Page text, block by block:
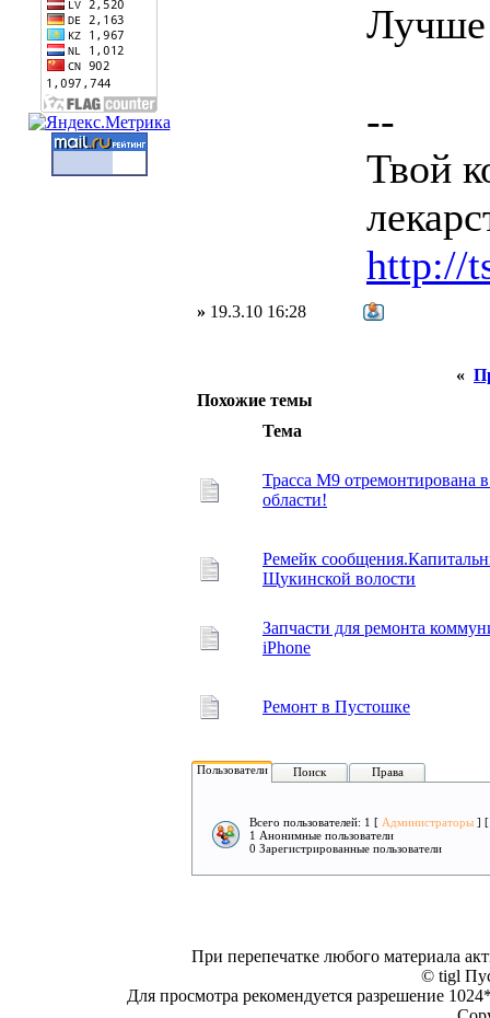
Лучше
--
Твой
http://
» 19.3.10 16:28
«
Похожие темы
Тема
Трасса М9 отремонтирована
области!
Ремейк
Щукинской волости
Запчасти для ремонта
iPhone
Ремонт в Пустошке
Пользователи Поиск Права
Всего пользователей: 1 [ Администраторы ]
1 Анонимные пользователи
0 Зарегистрированные пользователи
При перепечатке любого материала
© tigl
Для просмотра рекомендуется разрешение